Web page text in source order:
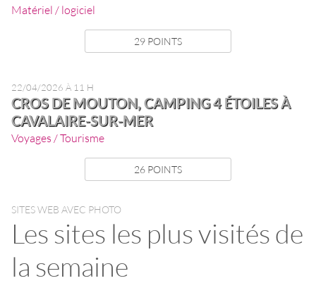
Matériel / logiciel
29 POINTS
22/04/2026 À 11 H
CROS DE MOUTON, CAMPING 4 ÉTOILES À
CAVALAIRE-SUR-MER
Voyages / Tourisme
26 POINTS
SITES WEB AVEC PHOTO
Les sites les plus visités de
la semaine